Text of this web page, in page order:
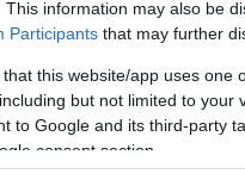
This information may also be
Participants that may further
that this website/app uses
but not limited to your
to Google and its third-party
consent section.